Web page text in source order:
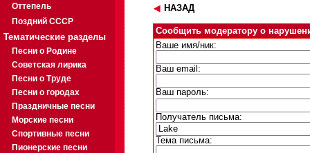
Оттепель
Поздний СССР
Тематические разделы
Песни о Родине
Советская лирика
Песни о Труде
Песни о городах
Праздничные песни
Морские песни
Спортивные песни
Пионерские песни
НАЗАД
Сообщить модератору о
Ваше имя/ник:
Ваш email:
Ваш пароль:
Получатель письма:
Тема письма: